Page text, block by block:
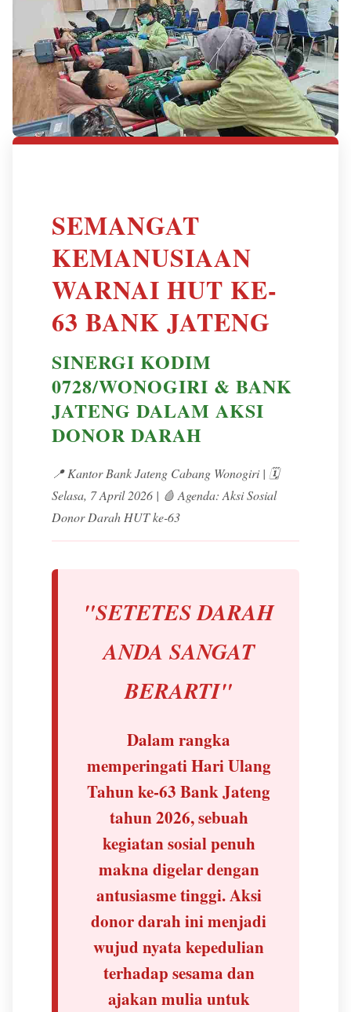
SEMANGAT
KEMANUSIAAN
WARNAI HUT KE-
63 BANK JATENG
SINERGI KODIM
0728/WONOGIRI & BANK
JATENG DALAM AKSI
DONOR DARAH
📍 Kantor Bank Jateng Cabang Wonogiri | 🗓️
Selasa, 7 April 2026 | 🩸 Agenda: Aksi Sosial
Donor Darah HUT ke-63
"SETETES DARAH
ANDA SANGAT
BERARTI"
Dalam rangka
memperingatiHari Ulang
Tahun ke-63 Bank Jateng
tahun 2026, sebuah
kegiatan sosial penuh
makna digelar dengan
antusiasme tinggi. Aksi
donor darah ini menjadi
wujud nyata kepedulian
terhadap sesama dan
ajakan mulia untuk